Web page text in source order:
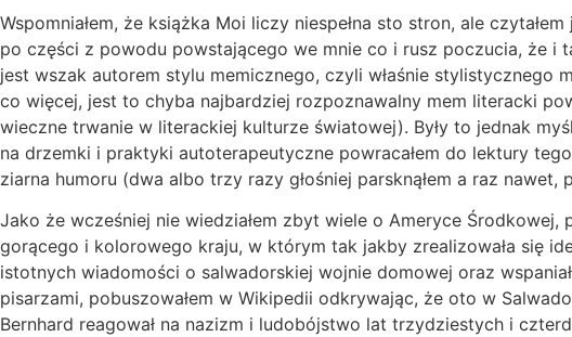
Wspomniałem, że książka Moi liczy niespełna sto stron, ale
po części z powodu powstającego we mnie co i rusz poczucia, że i
jest wszak autorem stylu memicznego, czyli właśnie
co więcej, jest to chyba najbardziej rozpoznawalny mem literacki
wieczne trwanie w literackiej kulturze światowej). Były to jednak
na drzemki i praktyki autoterapeutyczne powracałem do lektury
ziarna humoru (dwa albo trzy razy głośniej parsknąłem a raz
Jako że wcześniej nie wiedziałem zbyt wiele o Ameryce
gorącego i kolorowego kraju, w którym tak jakby zrealizowała się
istotnych wiadomości o salwadorskiej wojnie domowej oraz
pisarzami, pobuszowałem w Wikipedii odkrywając, że oto w
Bernhard reagował na nazizm i ludobójstwo lat trzydziestych i